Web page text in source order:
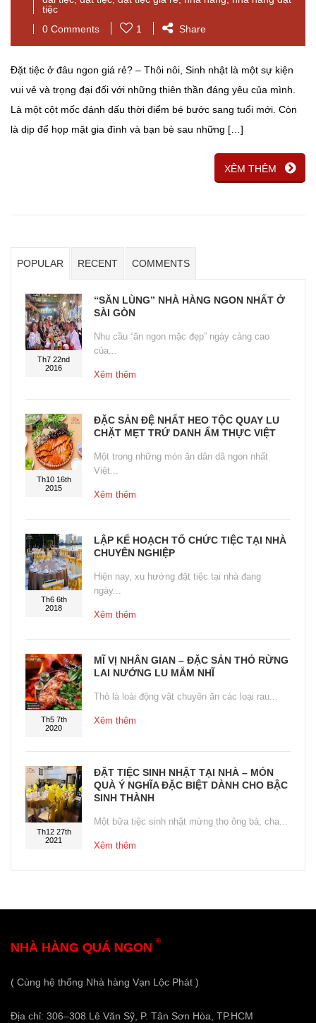
tiệc
0 Comments
1 Share
Đặt tiệc ở đâu ngon giá rẻ? – Thôi nôi, Sinh nhật là một sự kiện
vui vẻ và trọng đại đối với những thiên thần đáng yêu của mình.
Là một cột mốc đánh dấu thời điểm bé bước sang tuổi mới. Còn
là dịp để họp mặt gia đình và bạn bè sau những […]
XÊM THÊM
POPULAR RECENT COMMENTS
Th7 22nd
2016
“SĂN LÙNG” NHÀ HÀNG NGON NHẤT Ở
SÀI GÒN
Nhu cầu “ăn ngon mặc đẹp” ngày càng cao
của...
Xêm thêm
Th10 16th
2015
ĐẶC SẢN ĐỆ NHẤT HEO TỘC QUAY LU
CHẶT MẸT TRỨ DANH ẨM THỰC VIỆT
Một trong những món ăn dân dã ngon nhất
Việt...
Xêm thêm
Th6 6th
2018
LẬP KẾ HOẠCH TỔ CHỨC TIỆC TẠI NHÀ
CHUYÊN NGHIỆP
Hiện nay, xu hướng đặt tiệc tại nhà đang
ngày...
Xêm thêm
Th5 7th
2020
MĨ VỊ NHÂN GIAN – ĐẶC SẢN THỎ RỪNG
LAI NƯỚNG LU MẮM NHĨ
Thỏ là loài động vật chuyên ăn các loại rau...
Xêm thêm
Th12 27th
2021
ĐẶT TIỆC SINH NHẬT TẠI NHÀ – MÓN
QUÀ Ý NGHĨA ĐẶC BIỆT DÀNH CHO BẬC
SINH THÀNH
Một bữa tiệc sinh nhật mừng thọ ông bà, cha...
Xêm thêm
NHÀ HÀNG QUÁ NGON ®
( Cùng hệ thống Nhà hàng Vạn Lộc Phát )
Địa chỉ: 306–308 Lê Văn Sỹ, P. Tân Sơn Hòa, TP.HCM